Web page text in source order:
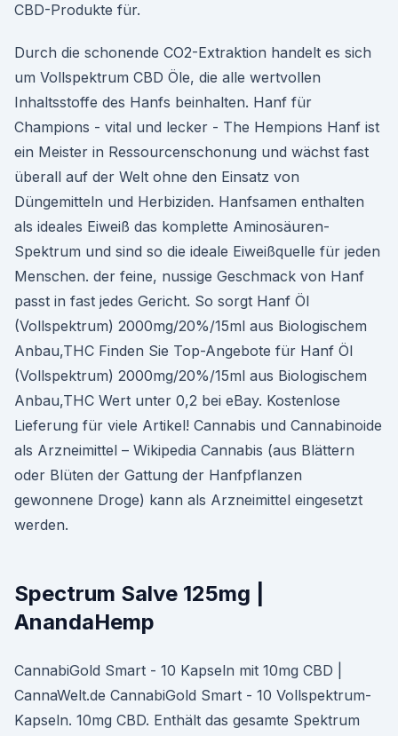
CBD-Produkte für.
Durch die schonende CO2-Extraktion handelt es sich
um Vollspektrum CBD Öle, die alle wertvollen
Inhaltsstoffe des Hanfs beinhalten. Hanf für
Champions - vital und lecker - The Hempions Hanf ist
ein Meister in Ressourcenschonung und wächst fast
überall auf der Welt ohne den Einsatz von
Düngemitteln und Herbiziden. Hanfsamen enthalten
als ideales Eiweiß das komplette Aminosäuren-
Spektrum und sind so die ideale Eiweißquelle für jeden
Menschen. der feine, nussige Geschmack von Hanf
passt in fast jedes Gericht. So sorgt Hanf Öl
(Vollspektrum) 2000mg/20%/15ml aus Biologischem
Anbau,THC Finden Sie Top-Angebote für Hanf Öl
(Vollspektrum) 2000mg/20%/15ml aus Biologischem
Anbau,THC Wert unter 0,2 bei eBay. Kostenlose
Lieferung für viele Artikel! Cannabis und Cannabinoide
als Arzneimittel – Wikipedia Cannabis (aus Blättern
oder Blüten der Gattung der Hanfpflanzen
gewonnene Droge) kann als Arzneimittel eingesetzt
werden.
Spectrum Salve 125mg |
AnandaHemp
CannabiGold Smart - 10 Kapseln mit 10mg CBD |
CannaWelt.de CannabiGold Smart - 10 Vollspektrum-
Kapseln. 10mg CBD. Enthält das gesamte Spektrum